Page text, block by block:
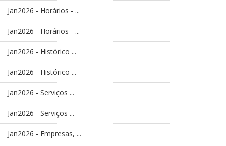
Jan2026 - Horários - ...
Jan2026 - Horários - ...
Jan2026 - Histórico ...
Jan2026 - Histórico ...
Jan2026 - Serviços ...
Jan2026 - Serviços ...
Jan2026 - Empresas, ...